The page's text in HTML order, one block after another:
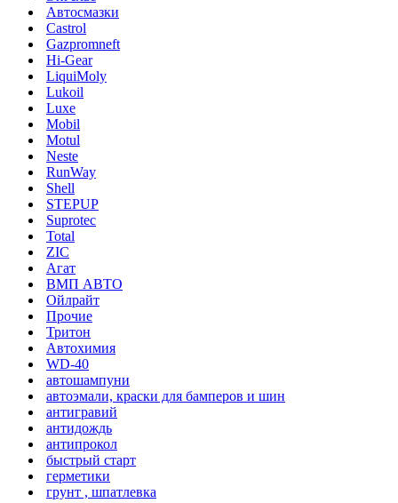
Автосмазки
Castrol
Gazpromneft
Hi-Gear
LiquiMoly
Lukoil
Luxe
Mobil
Motul
Neste
RunWay
Shell
STEPUP
Suprotec
Total
ZIC
Агат
ВМП АВТО
Ойлрайт
Прочие
Тритон
Автохимия
WD-40
автошампуни
автоэмали, краски для бамперов и шин
антигравий
антидождь
антипрокол
быстрый старт
герметики
грунт , шпатлевка